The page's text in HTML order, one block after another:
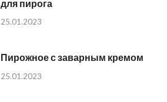
для пирога
25.01.2023
Пирожное с заварным кремом
25.01.2023